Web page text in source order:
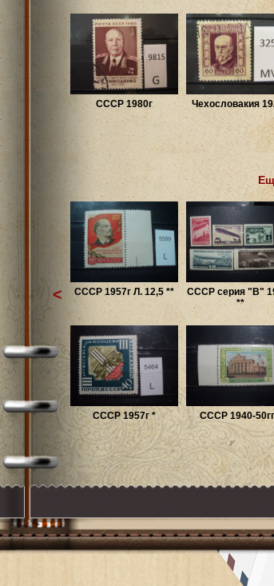
СССР 1980г Чехословакия
СССР 1957г Л. 12,5 **
СССР серия "B"
**
СССР 1957г * СССР 1940-
<